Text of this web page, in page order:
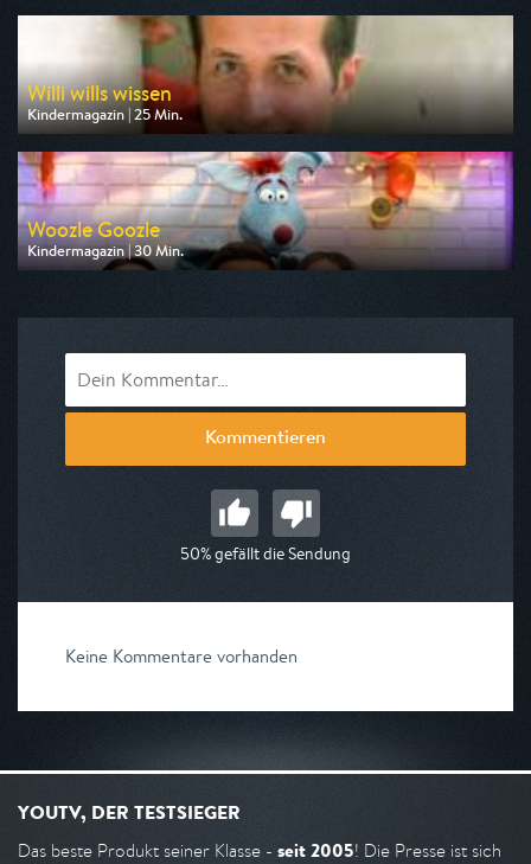
am 10.08.2026, 07:10
Willi wills wissen
Kindermagazin | 25 Min.
Ausgestrahlt von ARD alpha
am 10.08.2026, 07:35
Woozle Goozle
Kindermagazin | 30 Min.
Ausgestrahlt von Super RTL
Kommentieren
50% gefällt die Sendung
Keine Kommentare vorhanden
YOUTV, DER TESTSIEGER
Das beste Produkt seiner Klasse - seit 2005! Die Presse ist sich